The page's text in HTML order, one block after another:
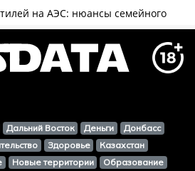
Дальний Восток Деньги
Донбасс
Здоровье
Казахстан
Новые территории Образование